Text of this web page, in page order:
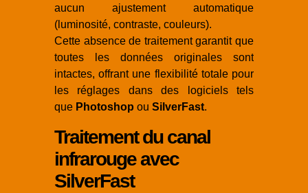
aucun ajustement automatique
(luminosité, contraste, couleurs).
Cette absence de traitement garantit que
toutes les données originales sont
intactes, offrant une flexibilité totale pour
les réglages dans des logiciels tels
que Photoshop ou SilverFast.
Traitement du canal
infrarouge avec
SilverFast